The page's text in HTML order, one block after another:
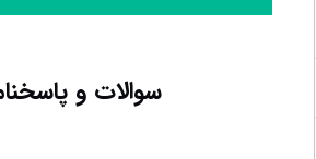
سوالات و